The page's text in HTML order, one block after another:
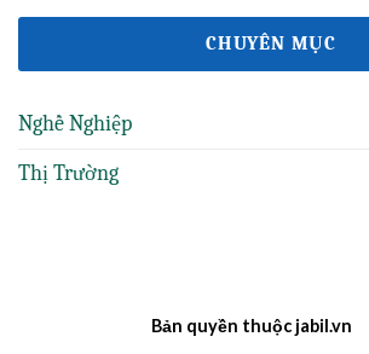
CHUYÊN MỤC
Nghề Nghiệp
Thị Trường
Bản quyền thuộc jabil.vn